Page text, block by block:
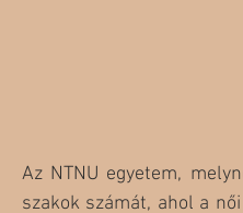
Az NTNU egyetem,
szakok számát, ahol a